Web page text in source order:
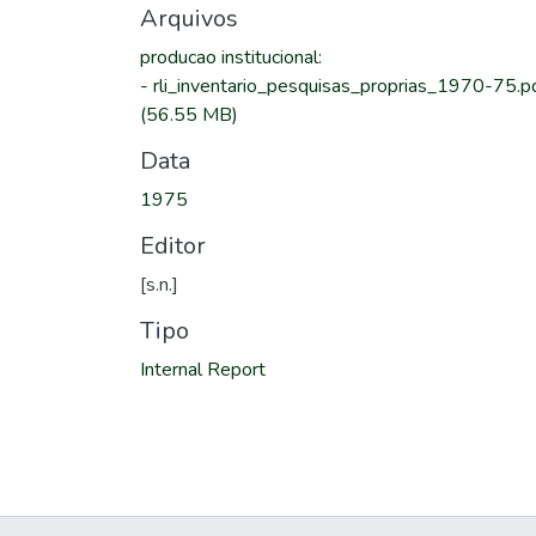
Arquivos
producao institucional:
- rli_inventario_pesquisas_proprias_1970-
(56.55 MB)
Data
1975
Editor
[s.n.]
Tipo
Internal Report